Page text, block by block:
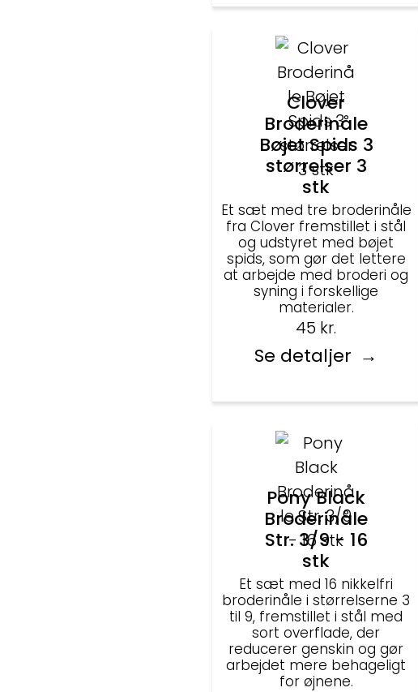
Clover
Broderinåle
Bøjet Spids 3
størrelser 3
stk
Et sæt med tre broderinåle
fra Clover fremstillet i stål
og udstyret med bøjet
spids, som gør det lettere
at arbejde med broderi og
syning i forskellige
materialer.
45 kr.
Se detaljer
Pony Black
Broderinåle
Str. 3/9 - 16
stk
Et sæt med 16 nikkelfri
broderinåle i størrelserne 3
til 9, fremstillet i stål med
sort overflade, der
reducerer genskin og gør
arbejdet mere behageligt
for øjnene.